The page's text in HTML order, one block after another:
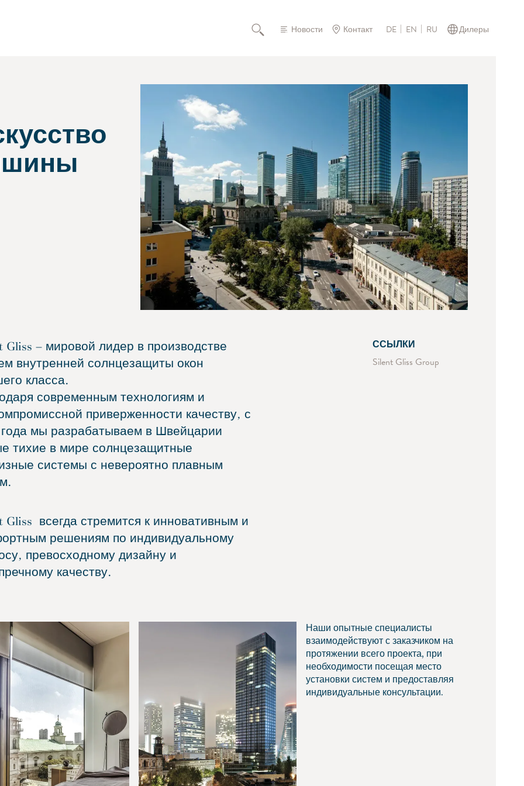
Новости Контакт DE EN RU Дилеры
Gliss – мировой лидер в производстве
внутренней солнцезащиты окон
класса.
современным технологиям и
приверженности качеству, с
года мы разрабатываем в Швейцарии
тихие в мире солнцезащитные
системы с невероятно плавным
Gliss всегда стремится к инновативным и
решениям по индивидуальному
превосходному дизайну и
качеству.
ССЫЛКИ
Silent Gliss Group
Наши опытные специалисты
взаимодействуют с заказчиком на
протяжении всего проекта, при
необходимости посещая место
установки систем и предоставляя
индивидуальные консультации.